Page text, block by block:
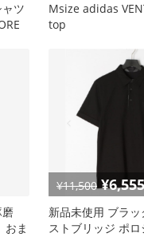
ツ
Msize adidas
top
磨
ま
¥11,500 ¥6,555
新品未使用 ブラ
ストブリッジ ポ